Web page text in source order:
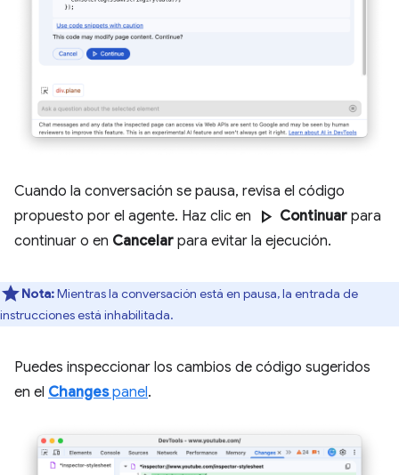
Cuando la conversación se pausa, revisa el código
propuesto por el agente. Haz clic en
play_arrow Continuar para
continuar o en Cancelar para evitar la ejecución.
Nota:Mientras la conversación está en pausa, la entrada de
instrucciones está inhabilitada.
Puedes inspeccionar los cambios de código sugeridos
en el Changespanel.